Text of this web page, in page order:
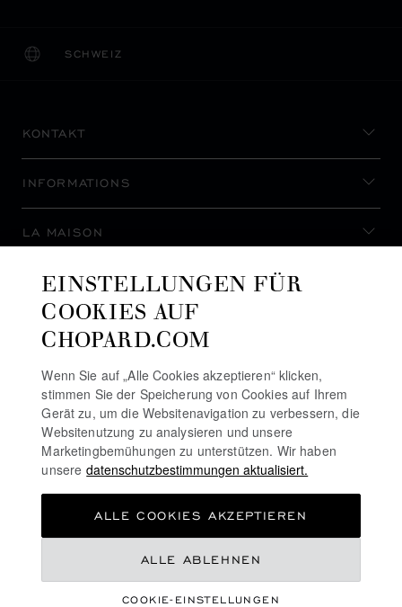
SCHWEIZ
LOKALISIERUNG (LAND ÄNDERN)
LAND ÄNDERN
KONTAKT
INFORMATIONS
LA MAISON
AUF DEM LAUFENDEN BLEIBEN
NEWSLETTER ABONNIEREN
COOKIE-RICHTLINIE
EINSTELLUNGEN FÜR
COOKIES AUF
CHOPARD.COM
Wenn Sie auf „Alle Cookies akzeptieren“ klicken,
stimmen Sie der Speicherung von Cookies auf Ihrem
Gerät zu, um die Websitenavigation zu verbessern, die
Websitenutzung zu analysieren und unsere
Marketingbemühungen zu unterstützen. Wir haben
unsere datenschutzbestimmungen aktualisiert.
COOKIE-EINSTELLUNGEN
ALLE ABLEHNEN
ALLE COOKIES AKZEPTIEREN